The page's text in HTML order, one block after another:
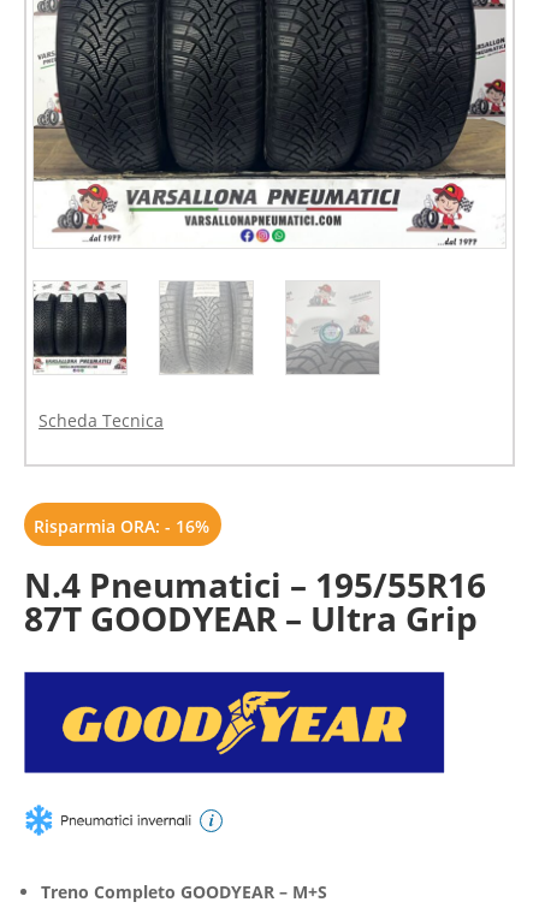
Scheda Tecnica
Risparmia ORA: - 16%
N.4 Pneumatici – 195/55R16
87T GOODYEAR – Ultra Grip
i
Treno Completo GOODYEAR – M+S